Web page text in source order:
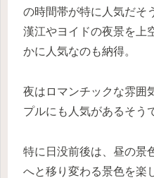
の時間帯が特に人気だそ
漢江やヨイドの夜景を上
かに人気なのも納得。
夜はロマンチックな雰囲
プルにも人気があるそう
特に日没前後は、昼の景
へと移り変わる景色を楽